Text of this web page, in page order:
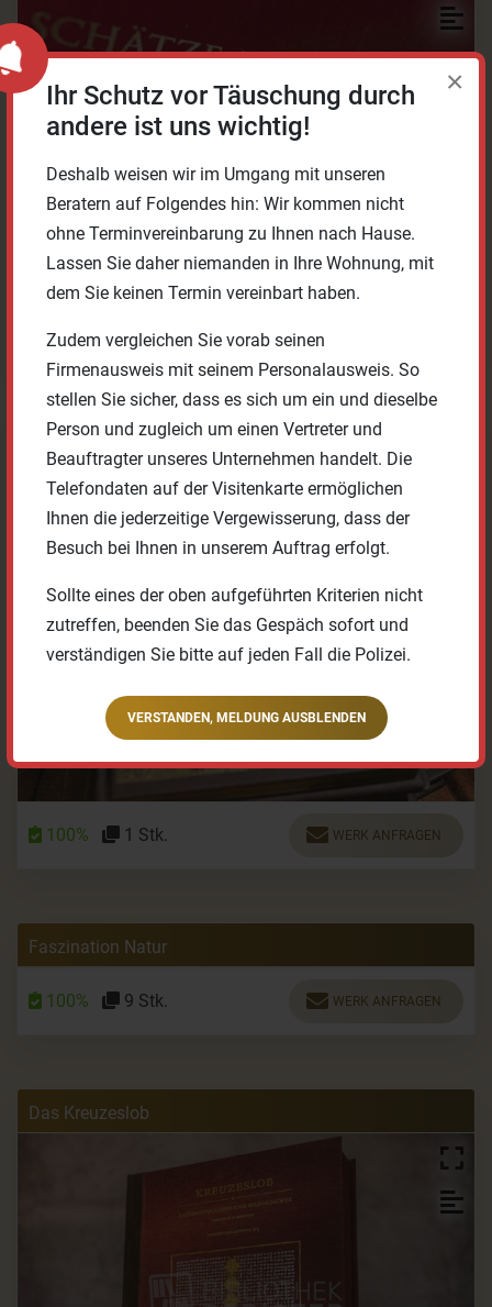
Ihr Schutz vor Täuschung durch
andere ist uns wichtig!
Deshalb weisen wir im Umgang mit unseren
Beratern auf Folgendes hin: Wir kommen nicht
ohne Terminvereinbarung zu Ihnen nach Hause.
Lassen Sie daher niemanden in Ihre Wohnung, mit
dem Sie keinen Termin vereinbart haben.
Zudem vergleichen Sie vorab seinen
Firmenausweis mit seinem Personalausweis. So
stellen Sie sicher, dass es sich um ein und dieselbe
Person und zugleich um einen Vertreter und
Beauftragter unseres Unternehmen handelt. Die
Telefondaten auf der Visitenkarte ermöglichen
Ihnen die jederzeitige Vergewisserung, dass der
Besuch bei Ihnen in unserem Auftrag erfolgt.
Sollte eines der oben aufgeführten Kriterien nicht
zutreffen, beenden Sie das Gespäch sofort und
verständigen Sie bitte auf jeden Fall die Polizei.
VERSTANDEN, MELDUNG AUSBLENDEN
×
Civitates Orbis Terrarvm 1576
100% 1 Stk. WERK ANFRAGEN
Faszination Natur
100% 9 Stk. WERK ANFRAGEN
Das Kreuzeslob